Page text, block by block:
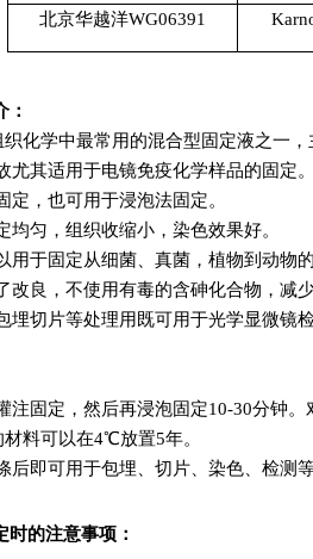
北京华越洋WG06391
：
化学中最常用的混合型固定液之一
尤其适用于电镜免疫化学样品的固定
定，也可用于浸泡法固定。
均匀，组织收缩小，染色效果好。
用于固定从细菌、真菌，植物到动物
改良，不使用有毒的含砷化合物，减
埋切片等处理用既可用于光学显微镜
注固定，然后再浸泡固定10-30分钟
料可以在4℃放置5年。
后即可用于包埋、切片、染色、检测
时的注意事项 ：